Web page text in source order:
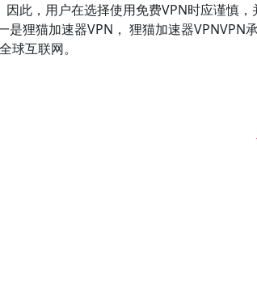
此，用户在选择使用免费VPN时应谨慎，
狸猫加速器VPN， 狸猫加速器VPNVPN
球互联网。